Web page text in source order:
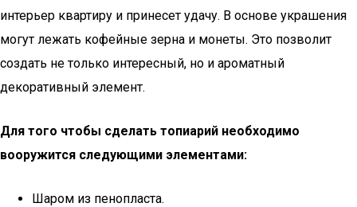
интерьер квартиру и принесет удачу. В основе украшения
могут лежать кофейные зерна и монеты. Это позволит
создать не только интересный, но и ароматный
декоративный элемент.
Для того чтобы сделать топиарий необходимо
вооружится следующими элементами:
Шаром из пенопласта.